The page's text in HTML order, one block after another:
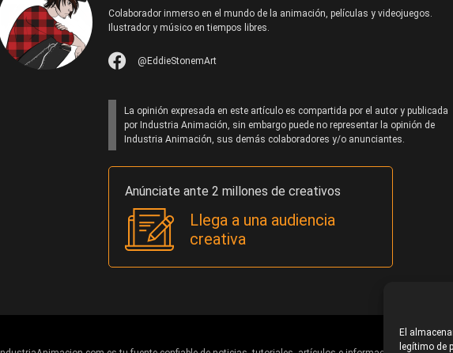
El
legítimo de
Colaborador inmerso en el mundo de la animación, películas y videojuegos.
Ilustrador y músico en tiempos libres.
@EddieStonemArt
La opinión expresada en este artículo es compartida por el autor y publicada
por Industria Animación, sin embargo puede no representar la opinión de
Industria Animación, sus demás colaboradores y/o anunciantes.
Anúnciate ante 2 millones de creativos
Llega a una audiencia
creativa